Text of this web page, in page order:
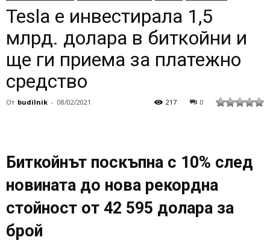
Tesla е инвестирала 1,5
млрд. долара в биткойни и
ще ги приема за платежно
средство
От budilnik - 08/02/2021 0
217
Биткойнът поскъпна с 10% след
новината до нова рекордна
стойност от 42 595 долара за
брой